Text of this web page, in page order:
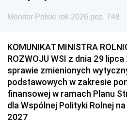
Monitor Polski rok 2026 poz. 748
KOMUNIKAT MINISTRA
ROZWOJU WSI z dnia 29 lipca
sprawie zmienionych
podstawowych w zakresie
finansowej w ramach Planu
dla Wspólnej Polityki Rolnej
2027